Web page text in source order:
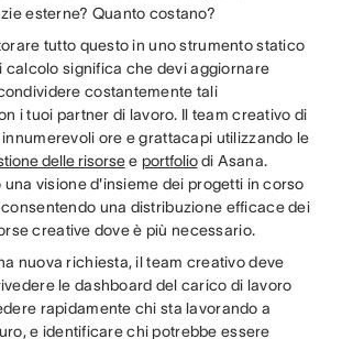
esterne? Quanto costano?
tutto questo in uno strumento statico
calcolo significa che devi aggiornare
costantemente tali
i tuoi partner di lavoro. Il team creativo di
ore e grattacapi utilizzando le
delle risorsee portfoliodi Asana.
visione d'insieme dei progetti in corso
una distribuzione efficace dei
creative dove è più necessario.
nuova richiesta, il team creativo deve
le dashboard del carico di lavoro
rapidamente chi sta lavorando a
e identificare chi potrebbe essere